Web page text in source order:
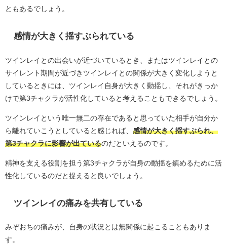
ともあるでしょう。
感情が大きく揺すぶられている
ツインレイとの出会いが近づいているとき、またはツインレイとの
サイレント期間が近づきツインレイとの関係が大きく変化しようと
しているときには、ツインレイ自身が大きく動揺し、それがきっか
けで第3チャクラが活性化していると考えることもできるでしょう。
ツインレイという唯一無二の存在であると思っていた相手が自分か
ら離れていこうとしていると感じれば、 感情が大きく揺すぶられ、
第3チャクラに影響が出ているのだといえるのです。
精神を支える役割を担う第3チャクラが自身の動揺を鎮めるために活
性化しているのだと捉えると良いでしょう。
ツインレイの痛みを共有している
みぞおちの痛みが、自身の状況とは無関係に起こることもありま
す。